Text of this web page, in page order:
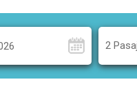
2